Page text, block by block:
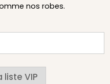
nos robes.
VIP